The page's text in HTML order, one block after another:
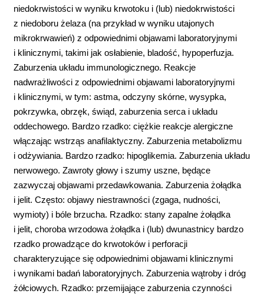
niedokrwistości w wyniku krwotoku i (lub) niedokrwistości
z niedoboru żelaza (na przykład w wyniku utajonych
mikrokrwawień) z odpowiednimi objawami laboratoryjnymi
i klinicznymi, takimi jak osłabienie, bladość, hypoperfuzja.
Zaburzenia układu immunologicznego. Reakcje
nadwrażliwości z odpowiednimi objawami laboratoryjnymi
i klinicznymi, w tym: astma, odczyny skórne, wysypka,
pokrzywka, obrzęk, świąd, zaburzenia serca i układu
oddechowego. Bardzo rzadko: ciężkie reakcje alergiczne
włączając wstrząs anafilaktyczny. Zaburzenia metabolizmu
i odżywiania. Bardzo rzadko: hipoglikemia. Zaburzenia układu
nerwowego. Zawroty głowy i szumy uszne, będące
zazwyczaj objawami przedawkowania. Zaburzenia żołądka
i jelit. Często: objawy niestrawności (zgaga, nudności,
wymioty) i bóle brzucha. Rzadko: stany zapalne żołądka
i jelit, choroba wrzodowa żołądka i (lub) dwunastnicy bardzo
rzadko prowadzące do krwotoków i perforacji
charakteryzujące się odpowiednimi objawami klinicznymi
i wynikami badań laboratoryjnych. Zaburzenia wątroby i dróg
żółciowych. Rzadko: przemijające zaburzenia czynności